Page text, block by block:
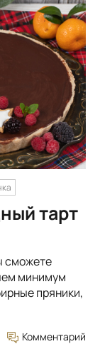
тарт
сможете
минимум
пряники,
Комментарий